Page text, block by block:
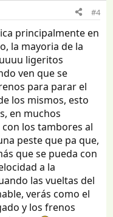
#4
principalmente en
la mayoria de la
ligeritos
ven que se
para parar el
los mismos, esto
en muchos
los tambores al
peste que pa que,
que se pueda con
a la
las vueltas del
verás como el
y los frenos